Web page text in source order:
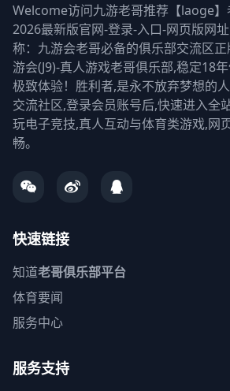
Welcome访问九游老哥推荐【laoge】
2026最新版官网-登录-入口-网页版网
称：九游会老哥必备的俱乐部交流区
游会(J9)-真人游戏老哥俱乐部,稳定18
极致体验！胜利者,是永不放弃梦想的
交流社区,登录会员账号后,快速进入全
玩电子竞技,真人互动与体育类游戏,网
畅。
快速链接
知道老哥俱乐部平台
体育要闻
服务中心
服务支持